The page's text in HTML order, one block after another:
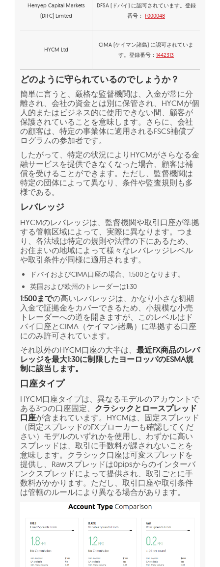
Henyep Capital Markets
(DIFC) Limited
DFSA (ドバイ) に認可されています。登録
番号： F000048
HYCM Ltd
CIMA (ケイマン諸島) に認可されていま
す。登録番号： 1442313
どのように守られているのでしょうか？
簡単に言うと、厳格な監督機関は、入金が常に分
離され、会社の資金とは別に保管され、HYCMが個
人的またはビジネス的に使用できない間、顧客が
保護されていることを意味します。さらに、会社
の顧客は、特定の事業体に適用されるFSCS補償プ
ログラムの参加者です。
したがって、特定の状況によりHYCMがさらなる金
融サービスを提供できなくなった場合、顧客は補
償を受けることができます。ただし、監督機関は
特定の団体によって異なり、条件や監査規則も多
様である。
レバレッジ
HYCMのレバレッジは、監督機関や取引口座が準拠
する管轄区域によって、実際に異なります。つま
り、各法域は特定の規則や法律の下にあるため、
お住まいの地域によって様々なレバレッジレベル
や取引条件が同様に適用されます。
ドバイおよびCIMA口座の場合、1:500となります。
英国および欧州のトレーダーは1:30
1:500までの高いレバレッジは、かなり小さな初期
入金で証拠金をカバーできるため、小規模な小売
トレーダーへの道を開きますが、このレベルはド
バイ口座とCIMA（ケイマン諸島）に準拠する口座
にのみ許可されています。
それ以外のHYCM口座の大半は、 最近FX商品のレバ
レッジを最大1:30に制限したヨーロッパのESMA規
制に該当します。
口座タイプ
HYCM口座タイプは、異なるモデルのアカウントで
ある3つの口座固定、 クラシックとロースプレッド
口座が含まれています。HYCMは、固定スプレッド
（固定スプレッドのFXブローカーも確認してくだ
さい）モデルのいずれかを使用し、わずかに高い
スプレッドは、取引に手数料が課されないことを
意味します。クラシック口座は可変スプレッドを
提供し、Rawスプレッドは0pipsからのインターバ
ンクスプレッドによって提供され、取引ごとに手
数料がかかります。ただし、取引口座や取引条件
は管轄のルールにより異なる場合があります。